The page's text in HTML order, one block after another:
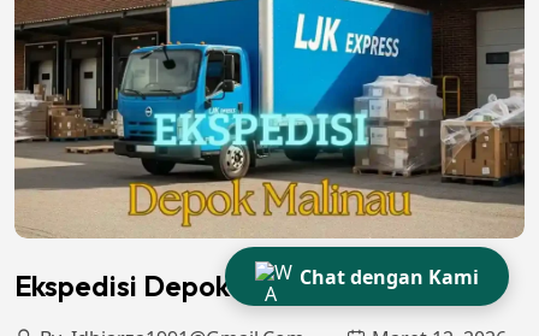
Ekspedisi Depok MalinauChat dengan Kami